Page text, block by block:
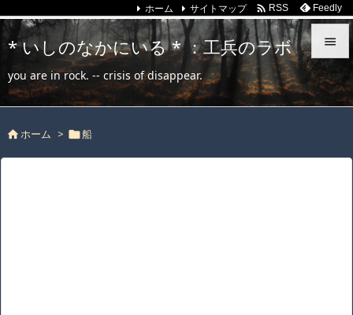
* いしのなかにいる * ：工兵のラボ
you are in rock. -- crisis of disappear.


メニュ

ホーム サイトマップ  RSS Feedly
ホーム > 船